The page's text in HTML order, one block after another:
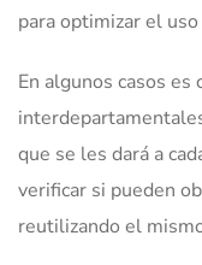
para optimizar el
En algunos casos
que se les dará a
verificar si pueden
reutilizando el